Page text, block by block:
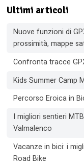
Ultimi articoli
Nuove funzioni di
prossimità, mappe
Confronta tracce
Kids Summer Camp
Percorso Eroica in
I migliori sentieri
Valmalenco
Vacanze in bici: i
Road Bike